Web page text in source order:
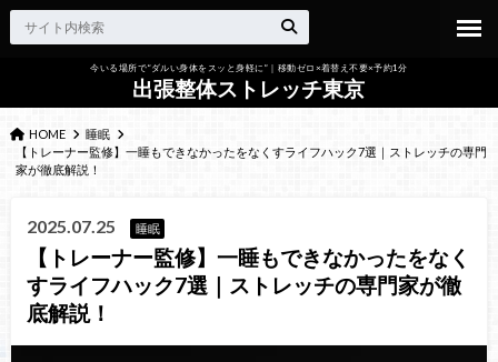
今いる場所で“ダルい身体をスッと身軽に”｜移動ゼロ×着替え不要×予約1分
出張整体ストレッチ東京
HOME
睡眠
【トレーナー監修】一睡もできなかったをなくすライフハック7選｜ストレッチの専門
家が徹底解説！
2025.07.25 睡眠
【トレーナー監修】一睡もできなかったをなく
すライフハック7選｜ストレッチの専門家が徹
底解説！